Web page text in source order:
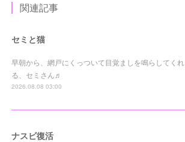
関連記事
セミと猫
早朝から、網戸にくっついて目覚ましを鳴らしてくれ
る、セミさん♬
2026.08.08 03:00
ナスビ復活